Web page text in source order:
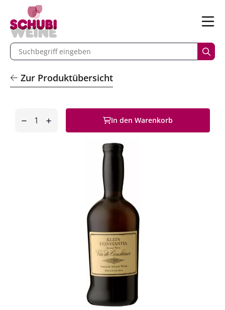
Menü
eingeben
Zur Produktübersicht
In den Warenkorb